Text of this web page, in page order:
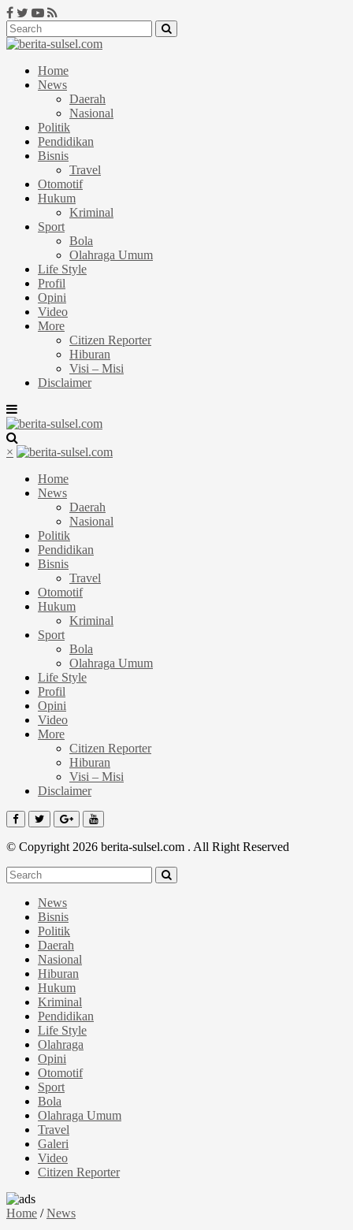
Home
News
Daerah
Nasional
Politik
Pendidikan
Bisnis
Travel
Otomotif
Hukum
Kriminal
Sport
Bola
Olahraga Umum
Life Style
Profil
Opini
Video
More
Citizen Reporter
Hiburan
Visi – Misi
Disclaimer
×
Home
News
Daerah
Nasional
Politik
Pendidikan
Bisnis
Travel
Otomotif
Hukum
Kriminal
Sport
Bola
Olahraga Umum
Life Style
Profil
Opini
Video
More
Citizen Reporter
Hiburan
Visi – Misi
Disclaimer
© Copyright 2026 berita-sulsel.com . All Right Reserved
News
Bisnis
Politik
Daerah
Nasional
Hiburan
Hukum
Kriminal
Pendidikan
Life Style
Olahraga
Opini
Otomotif
Sport
Bola
Olahraga Umum
Travel
Galeri
Video
Citizen Reporter
Home /News